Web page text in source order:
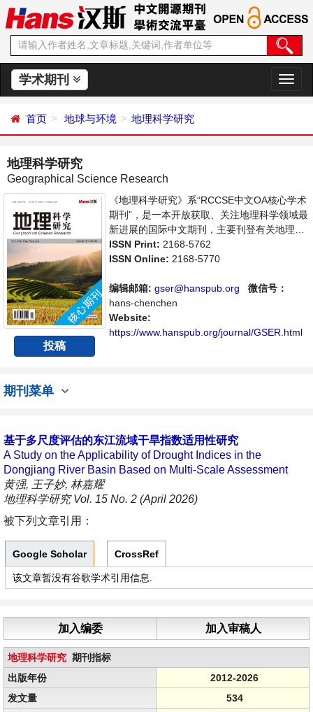
学术期刊
切
换
首页 地球与环境 地理科学研究
地理科学研究
Geographical Science Research
投稿
《地理科学研究》系“RCCSE中文OA核心学术
期刊”，是一本开放获取、关注地理科学领域最
新进展的国际中文期刊，主要刊登有关地理
学、自然地理学、生物地理学等领域的论文，
反映国内该领域的最新研究动态。本刊旨在给
个传播、分享和讨论地球科学领域内不同方向
问题与发展的交流平台。
ISSN Print: 2168-5762
ISSN Online: 2168-5770
编辑邮箱: gser@hanspub.org
微信号：
hans-chenchen
Website:
https://www.hanspub.org/journal/GSER.html
期刊菜单
基于多尺度评估的东江流域干旱指数适用性研究
A Study on the Applicability of Drought Indices in the
Dongjiang River Basin Based on Multi-Scale Assessment
黄强, 王子妙, 林嘉耀
地理科学研究 Vol. 15 No. 2 (April 2026)
被下列文章引用：
Google Scholar CrossRef
该文章暂没有谷歌学术引用信息.
加入编委 加入审稿人
地理科学研究 期刊指标
出版年份
2012-2026
发文量
534